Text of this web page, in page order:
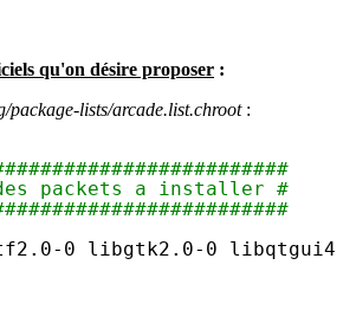
qu'on désire proposer :
package-lists/arcade.list.chroot:
packets a installer #
0 libgtk2.0-0 libqtgui4